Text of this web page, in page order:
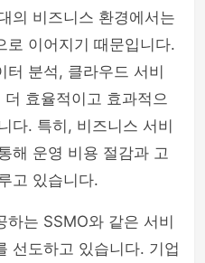
의 비즈니스 환경에서는
로 이어지기 때문입니다.
터 분석, 클라우드 서비
효율적이고 효과적으
다. 특히, 비즈니스 서비
해 운영 비용 절감과 고
고 있습니다.
하는 SSMO와 같은 서비
선도하고 있습니다. 기업